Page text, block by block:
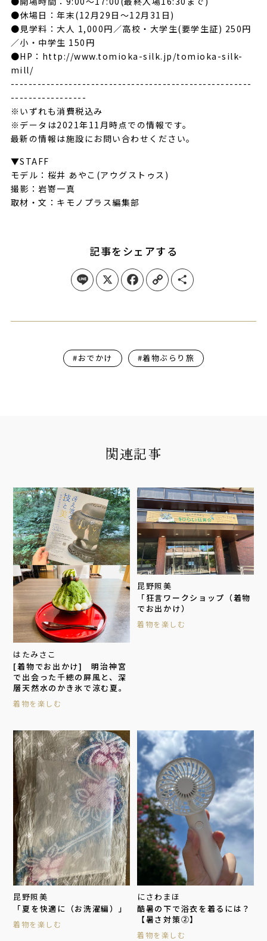
●休場日：年末(12月29日〜12月31日)
●見学料：大人 1,000円／高校・大学生(要学生証) 250円
／小・中学生 150円
●HP：http://www.tomioka-silk.jp/tomioka-silk-
mill/
------------------------------------------------------
-----------------
※いずれも消費税込み
※データは2021年11月時点での情報です。
最新の情報は施設にお問い合わせください。
▼STAFF
モデル：桜井 あやこ(アウグストゥス)
撮影：岩嵜一真
取材・文：キモノプラス編集部
記事をシェアする
Line X Facebook Copy Link Share
#おでかけ #着物ぶらり旅
関連記事
はたみさこ
[着物でお出かけ] 明治神宮
で出会った千總の屏風と、深
層天然水のかき氷で涼む夏。
着物を楽しむ
昆野照美
「狂言ワークショップ（着物
でお出かけ）
着物を楽しむ
昆野照美
「夏を快適に（お洗濯編）」
着物を楽しむ
にさわまほ
酷暑の下で浴衣を着るには？
【暑さ対策②】
着物を楽しむ